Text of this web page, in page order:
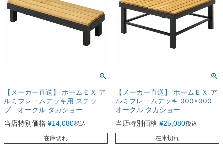
【メーカー直送】 ホームＥＸ ア
ルミフレームデッキ用 ステッ
プ オークル タカショー
当店特別価格 ¥14,080税込
在庫切れ
【メーカー直送】 ホームＥＸ ア
ルミフレームデッキ 900×900
オークル タカショー
当店特別価格 ¥25,080税込
在庫切れ